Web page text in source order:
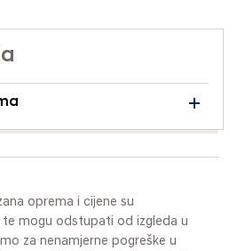
oprema i cijene su
mogu odstupati od izgleda u
za nenamjerne pogreške u